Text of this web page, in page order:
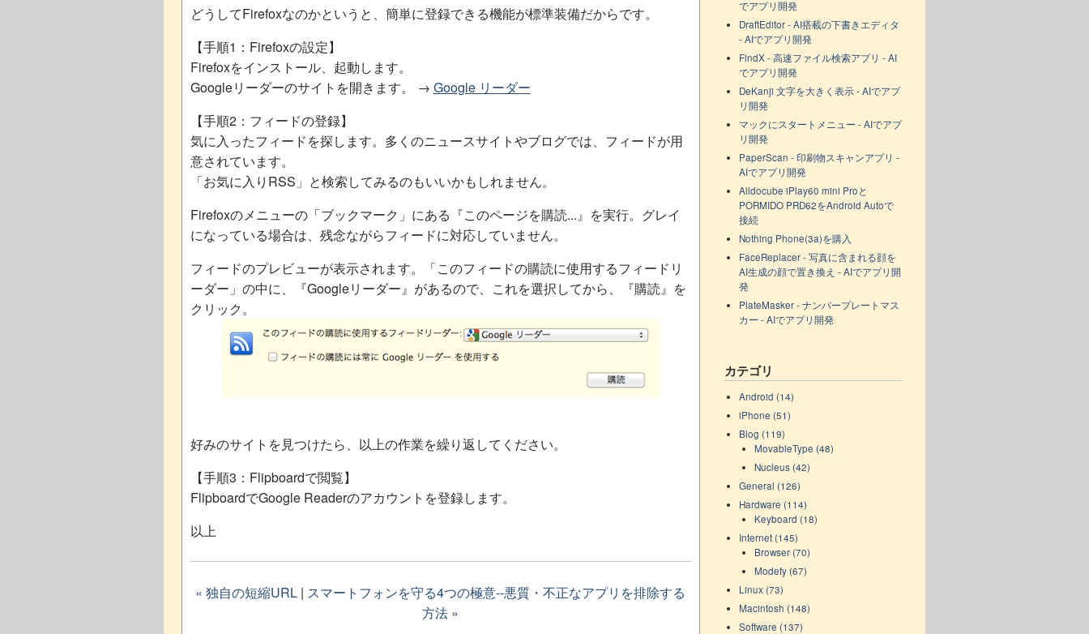
どうしてFirefoxなのかというと、簡単に登録できる機能が標準装備だからです。
【手順1：Firefoxの設定】
Firefoxをインストール、起動します。
Googleリーダーのサイトを開きます。 → Google リーダー
【手順2：フィードの登録】
気に入ったフィードを探します。多くのニュースサイトやブログでは、フィードが用
意されています。
「お気に入りRSS」と検索してみるのもいいかもしれません。
Firefoxのメニューの「ブックマーク」にある『このページを購読...』を実行。グレイ
になっている場合は、残念ながらフィードに対応していません。
フィードのプレビューが表示されます。「このフィードの購読に使用するフィードリ
ーダー」の中に、『Googleリーダー』があるので、これを選択してから、『購読』を
クリック。
好みのサイトを見つけたら、以上の作業を繰り返してください。
【手順3：Flipboardで閲覧】
FlipboardでGoogle Readerのアカウントを登録します。
以上
« 独自の短縮URL | スマートフォンを守る4つの極意--悪質・不正なアプリを排除する
方法 »
でアプリ開発
DraftEditor - AI搭載の下書きエディタ
- AIでアプリ開発
FindX - 高速ファイル検索アプリ - AI
でアプリ開発
DeKanji 文字を大きく表示 - AIでアプ
リ開発
マックにスタートメニュー - AIでアプ
リ開発
PaperScan - 印刷物スキャンアプリ -
AIでアプリ開発
Alldocube iPlay60 mini Proと
PORMIDO PRD62をAndroid Autoで
接続
Nothing Phone(3a)を購入
FaceReplacer - 写真に含まれる顔を
AI生成の顔で置き換え - AIでアプリ開
発
PlateMasker - ナンバープレートマス
カー - AIでアプリ開発
カテゴリ
Android (14)
iPhone (51)
Blog (119)
MovableType (48)
Nucleus (42)
General (126)
Hardware (114)
Keyboard (18)
Internet (145)
Browser (70)
Modefy (67)
Linux (73)
Macintosh (148)
Software (137)